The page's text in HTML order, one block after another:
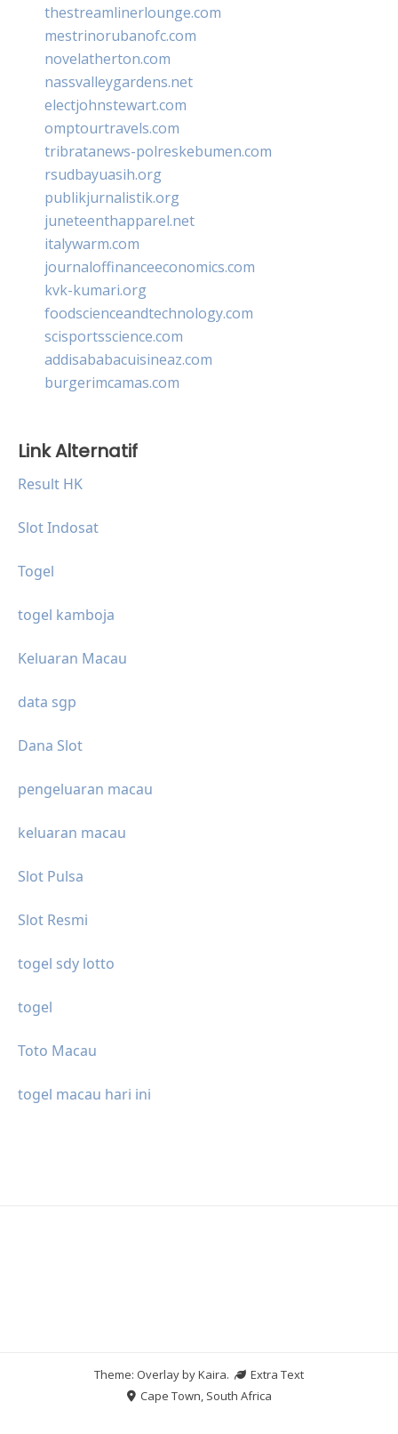
thestreamlinerlounge.com
mestrinorubanofc.com
novelatherton.com
nassvalleygardens.net
electjohnstewart.com
omptourtravels.com
tribratanews-polreskebumen.com
rsudbayuasih.org
publikjurnalistik.org
juneteenthapparel.net
italywarm.com
journaloffinanceeconomics.com
kvk-kumari.org
foodscienceandtechnology.com
scisportsscience.com
addisababacuisineaz.com
burgerimcamas.com
Link Alternatif
Result HK
Slot Indosat
Togel
togel kamboja
Keluaran Macau
data sgp
Dana Slot
pengeluaran macau
keluaran macau
Slot Pulsa
Slot Resmi
togel sdy lotto
togel
Toto Macau
togel macau hari ini
Theme: Overlay byKaira.
Extra Text
Cape Town, South Africa